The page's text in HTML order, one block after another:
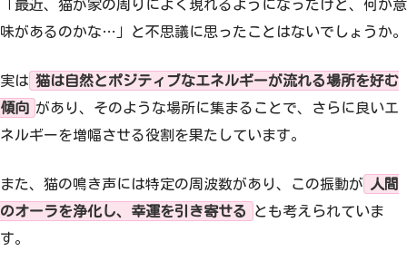
「最近、猫が家の周りによく現れるようになったけど、何か意
味があるのかな…」と不思議に思ったことはないでしょうか。
実は 猫は自然とポジティブなエネルギーが流れる場所を好む
傾向 があり、そのような場所に集まることで、さらに良いエ
ネルギーを増幅させる役割を果たしています。
また、猫の鳴き声には特定の周波数があり、この振動が
人間
のオーラを浄化し、幸運を引き寄せる
とも考えられていま
す。